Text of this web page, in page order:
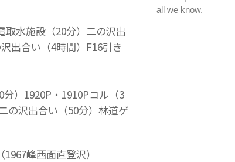
取水施設（20分）二の沢出
出合い（4時間）F16引き
）1920P・1910Pコル（3
の沢出合い（50分）林道ゲ
峰西面直登沢）